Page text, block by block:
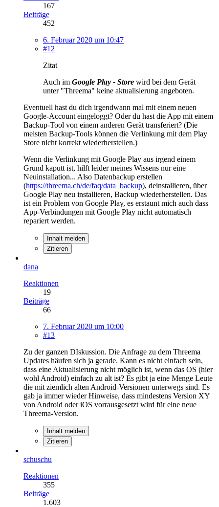
167
Beiträge
452
6. Februar 2020 um 10:47
#12
Zitat
Auch im Google Play - Store wird bei dem Gerät
unter "Threema" keine aktualisierung angeboten.
Eventuell hast du dich irgendwann mal mit einem neuen
Google-Account eingeloggt? Oder du hast die App mit einem
Backup-Tool von einem anderen Gerät transferiert? (Die
meisten Backup-Tools können die Verlinkung mit dem Play
Store nicht korrekt wiederherstellen.)
Wenn die Verlinkung mit Google Play aus irgend einem
Grund kaputt ist, hilft leider meines Wissens nur eine
Neuinstallation... Also Datenbackup erstellen
(https://threema.ch/de/faq/data_backup), deinstallieren, über
Google Play neu installieren, Backup wiederherstellen. Das
ist ein Problem von Google Play, es erstaunt mich auch dass
App-Verbindungen mit Google Play nicht automatisch
repariert werden.
Inhalt melden
Zitieren
dana
Reaktionen
19
Beiträge
66
7. Februar 2020 um 10:00
#13
Zu der ganzen DIskussion. Die Anfrage zu dem Threema
Updates häufen sich ja gerade. Kann es nicht einfach sein,
dass eine Aktualisierung nicht möglich ist, wenn das OS (hier
wohl Android) einfach zu alt ist? Es gibt ja eine Menge Leute
die mit ziemlich alten Android-Versionen unterwegs sind. Es
gab ja immer wieder Hinweise, dass mindestens Version XY
von Android oder iOS vorrausgesetzt wird für eine neue
Threema-Version.
Inhalt melden
Zitieren
schuschu
Reaktionen
355
Beiträge
1.603